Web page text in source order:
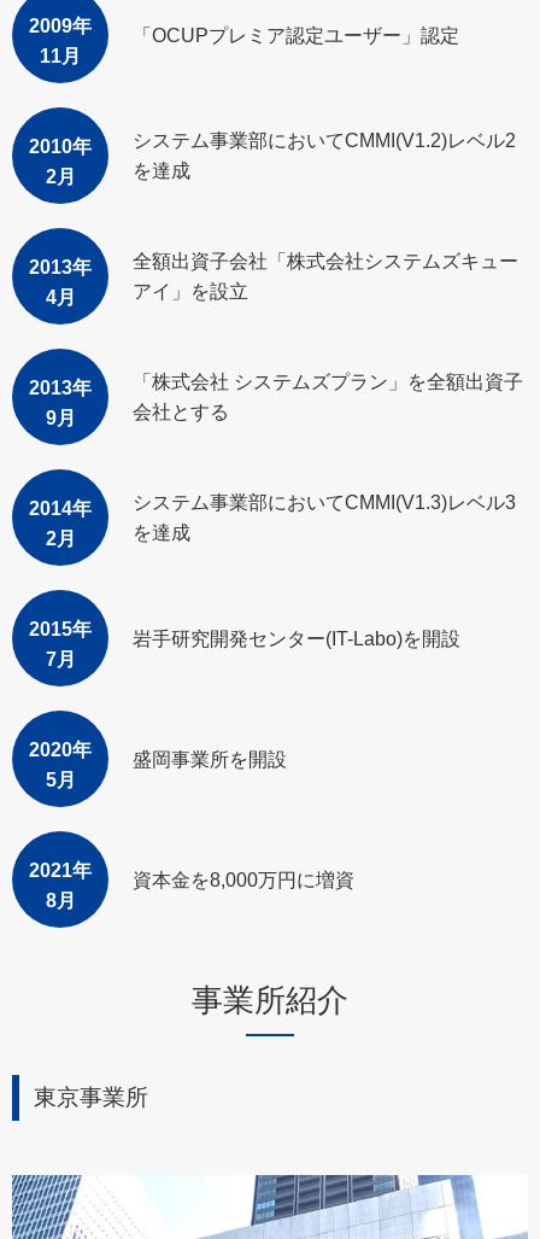
2009年
11月
「OCUPプレミア認定ユーザー」認定
2010年
2月
システム事業部においてCMMI(V1.2)レベル2
を達成
2013年
4月
全額出資子会社「株式会社システムズキュー
アイ」を設立
2013年
9月
「株式会社 システムズプラン」を全額出資子
会社とする
2014年
2月
システム事業部においてCMMI(V1.3)レベル3
を達成
2015年
7月
岩手研究開発センター(IT-Labo)を開設
2020年
5月
盛岡事業所を開設
2021年
8月
資本金を8,000万円に増資
事業所紹介
東京事業所